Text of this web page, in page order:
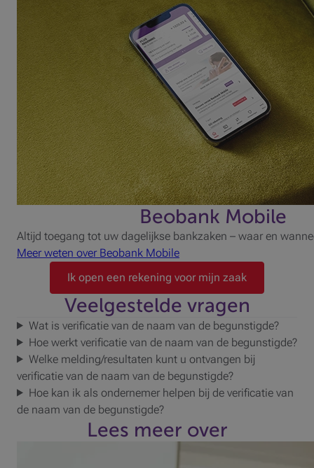
Beobank Mobile
Altijd toegang tot uw dagelijkse bankzaken – waar en
Meer weten over Beobank Mobile
Ik open een rekening voor mijn zaak
Veelgestelde vragen
Wat is verificatie van de naam van de begunstigde?
Hoe werkt verificatie van de naam van de begunstigde?
Welke melding/resultaten kunt u ontvangen bij
verificatie van de naam van de begunstigde?
Hoe kan ik als ondernemer helpen bij de verificatie van
de naam van de begunstigde?
Lees meer over